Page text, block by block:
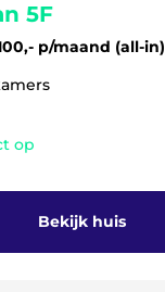
5F
p/maand (all-in)
op
Bekijk huis